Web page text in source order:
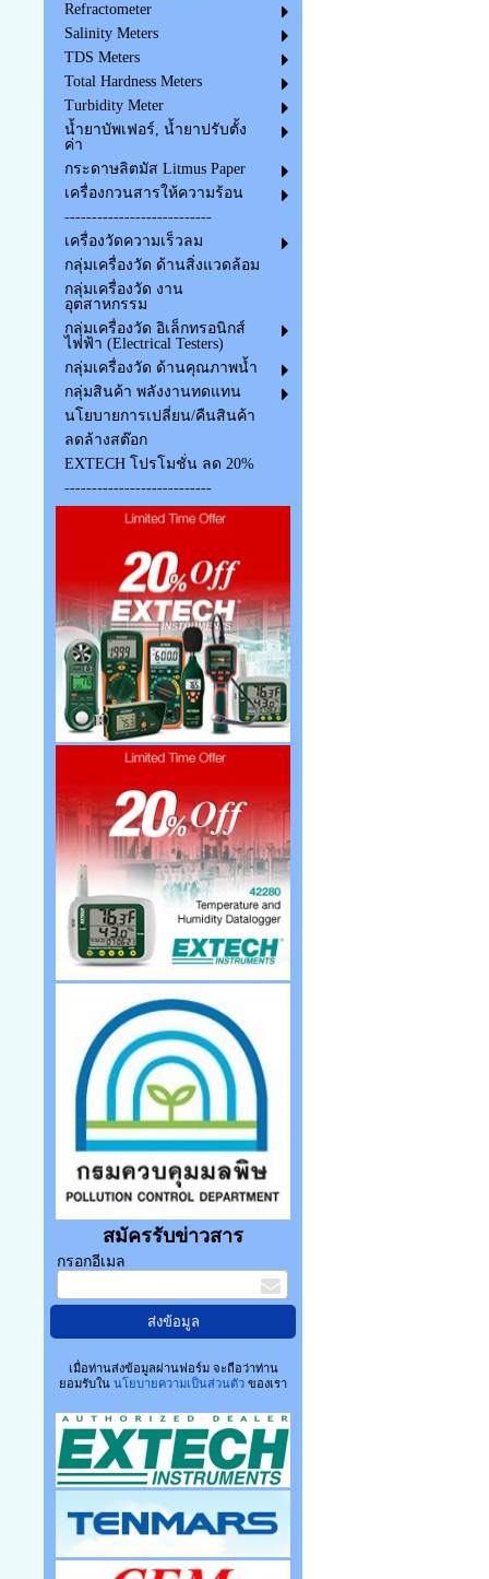
Refractometer
Salinity Meters
TDS Meters
Total Hardness Meters
Turbidity Meter
น้ำยาบัพเฟอร์, น้ำยาปรับตั้ง
ค่า
กระดาษลิตมัส Litmus Paper
เครื่องกวนสารให้ความร้อน
---------------------------
เครื่องวัดความเร็วลม
กลุ่มเครื่องวัด ด้านสิ่งแวดล้อม
กลุ่มเครื่องวัด งาน
อุตสาหกรรม
กลุ่มเครื่องวัด อิเล็กทรอนิกส์
ไฟฟ้า (Electrical Testers)
กลุ่มเครื่องวัด ด้านคุณภาพน้ำ
กลุ่มสินค้า พลังงานทดแทน
นโยบายการเปลี่ยน/คืนสินค้า
ลดล้างสต๊อก
EXTECH โปรโมชั่น ลด 20%
---------------------------
สมัครรับข่าวสาร
กรอกอีเมล
เมื่อท่านส่งข้อมูลผ่านฟอร์ม จะถือว่าท่าน
ยอมรับใน นโยบายความเป็นส่วนตัวของเรา